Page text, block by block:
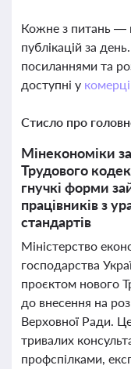
Кожне з питань —
публікацій за
посиланнями та
доступні у
Стисло про
Мінекономіки
Трудового
гнучкі форми
працівників з
стандартів
Міністерство
господарства
проєктом нового
до внесення на
Верховної Ради.
тривалих
профспілками,